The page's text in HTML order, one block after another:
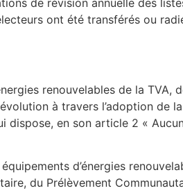
ont été transférés ou
renouvelables de la TVA,
à travers l’adoption de
en son article 2 «
d’énergies
du Prélèvement